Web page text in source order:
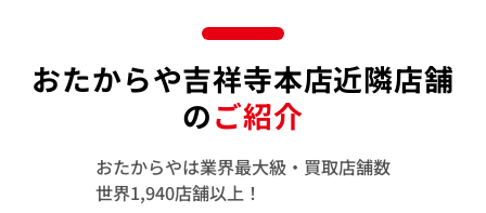
おたからや吉祥寺本店近隣店舗
のご紹介
おたからやは業界最大級・買取店舗数
世界1,940店舗以上！